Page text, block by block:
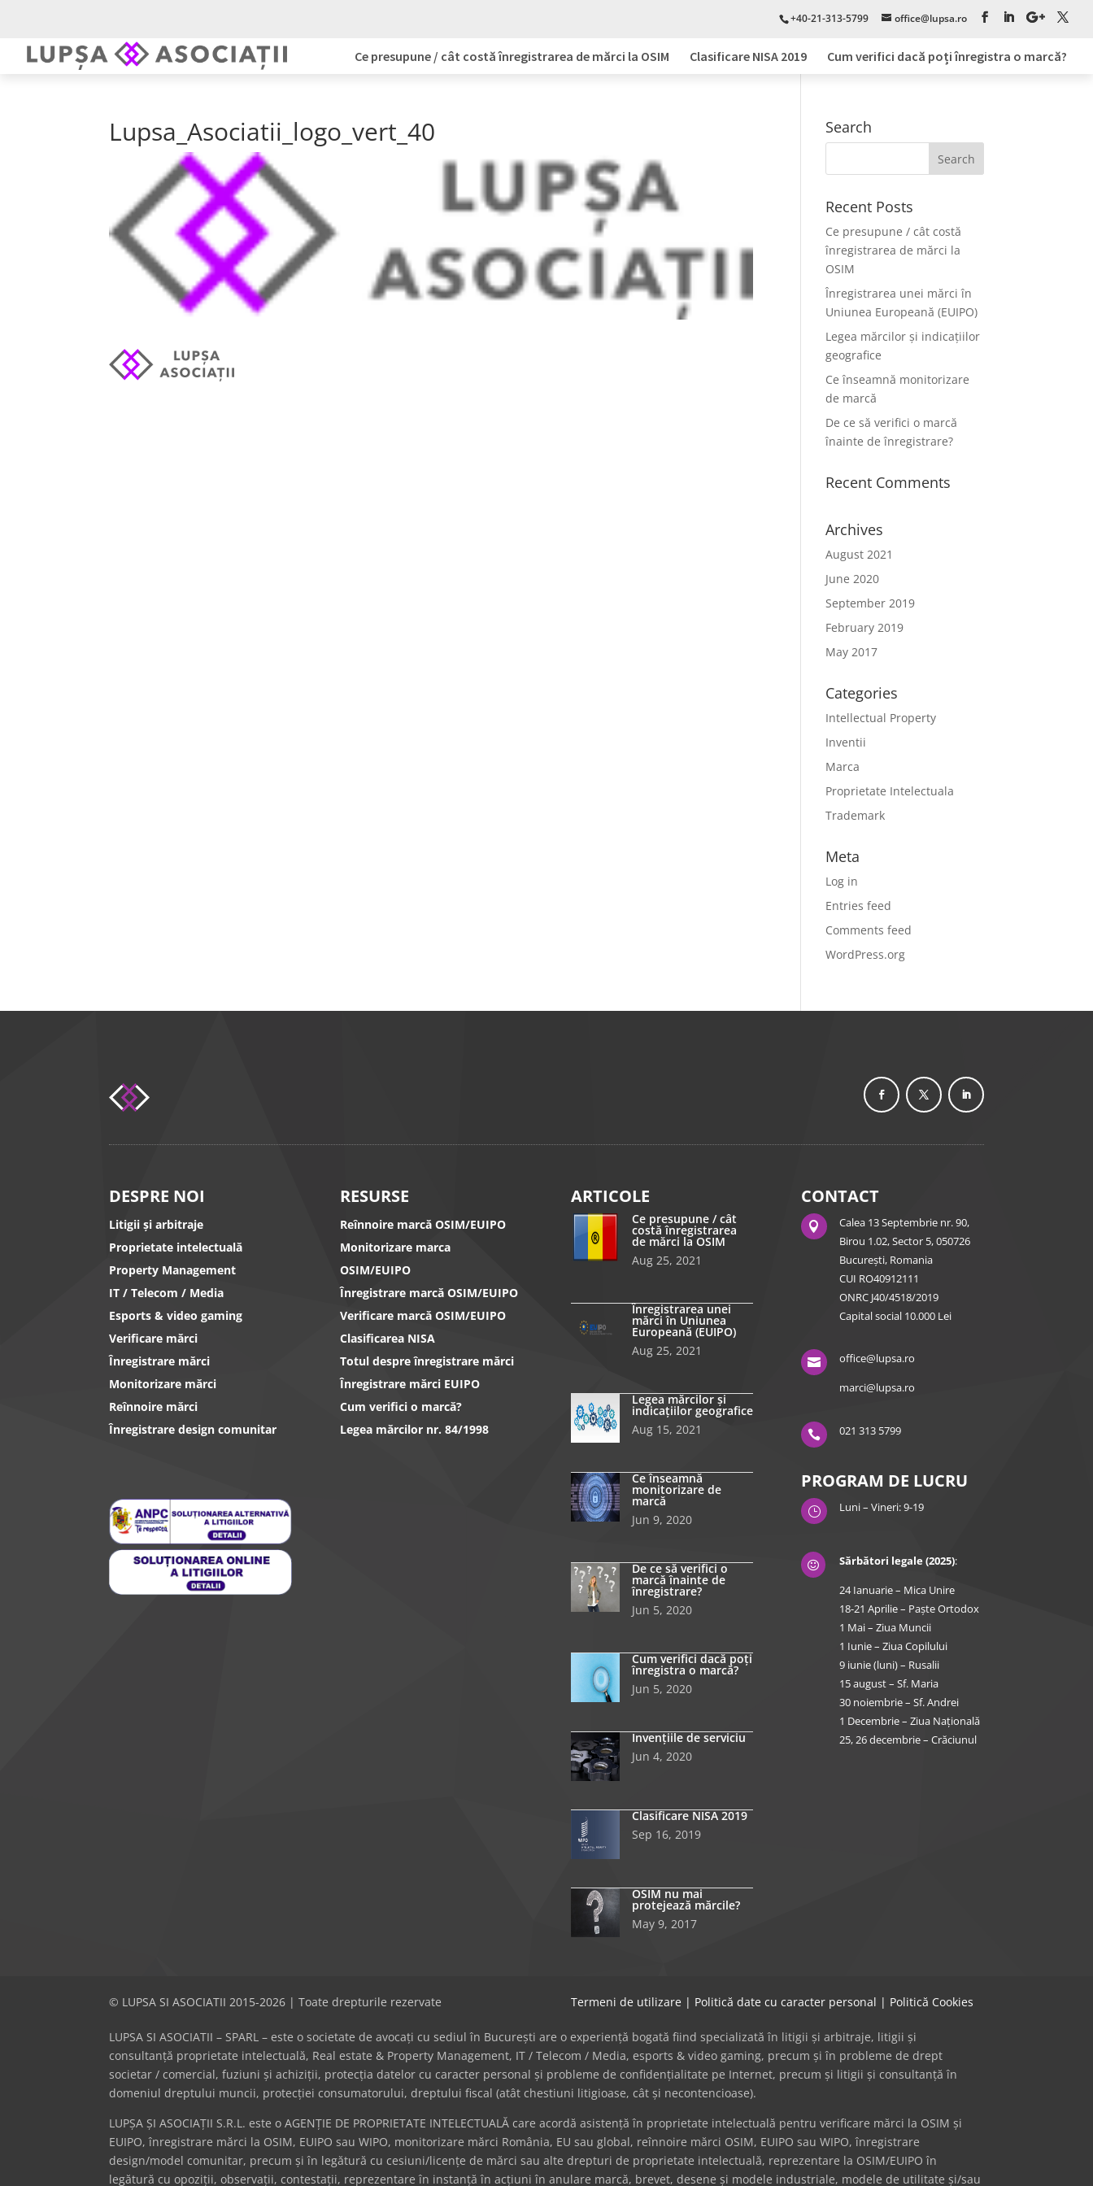
+40-21-313-5799 office@lupsa.ro
Ce presupune / cât costă înregistrarea de mărci la OSIM Clasificare NISA 2019 Cum verifici dacă poți înregistra o marcă?
Lupsa_Asociatii_logo_vert_40 Search
Recent Posts
Ce presupune / cât costă
înregistrarea de mărci la
OSIM
Înregistrarea unei mărci în
Uniunea Europeană (EUIPO)
Legea mărcilor și indicațiilor
geografice
Ce înseamnă monitorizare
de marcă
De ce să verifici o marcă
înainte de înregistrare?
Recent Comments
Archives
August 2021
June 2020
September 2019
February 2019
May 2017
Categories
Intellectual Property
Inventii
Marca
Proprietate Intelectuala
Trademark
Meta
Log in
Entries feed
Comments feed
WordPress.org
DESPRE NOI
Litigii și arbitraje
Proprietate intelectuală
Property Management
IT / Telecom / Media
Esports & video gaming
Verificare mărci
Înregistrare mărci
Monitorizare mărci
Reînnoire mărci
Înregistrare design comunitar
RESURSE
Reînnoire marcă OSIM/EUIPO
Monitorizare marca
OSIM/EUIPO
Înregistrare marcă OSIM/EUIPO
Verificare marcă OSIM/EUIPO
Clasificarea NISA
Totul despre înregistrare mărci
Înregistrare mărci EUIPO
Cum verifici o marcă?
Legea mărcilor nr. 84/1998
ARTICOLE
Ce presupune / cât
costă înregistrarea
de mărci la OSIM
Aug 25, 2021
Înregistrarea unei
mărci în Uniunea
Europeană (EUIPO)
Aug 25, 2021
Legea mărcilor și
indicațiilor geografice
Aug 15, 2021
Ce înseamnă
monitorizare de
marcă
Jun 9, 2020
De ce să verifici o
marcă înainte de
înregistrare?
Jun 5, 2020
Cum verifici dacă poți
înregistra o marcă?
Jun 5, 2020
Invențiile de serviciu
Jun 4, 2020
Clasificare NISA 2019
Sep 16, 2019
OSIM nu mai
protejează mărcile?
May 9, 2017
CONTACT

Calea 13 Septembrie nr. 90,
Birou 1.02, Sector 5, 050726
București, Romania
CUI RO40912111
ONRC J40/4518/2019
Capital social 10.000 Lei

office@lupsa.ro
marci@lupsa.ro
 021 313 5799
PROGRAM DE LUCRU
} Luni – Vineri: 9-19
 Sărbători legale (2025):
24 Ianuarie – Mica Unire
18-21 Aprilie – Paște Ortodox
1 Mai – Ziua Muncii
1 Iunie – Ziua Copilului
9 iunie (luni) – Rusalii
15 august – Sf. Maria
30 noiembrie – Sf. Andrei
1 Decembrie – Ziua Națională
25, 26 decembrie – Crăciunul
© LUPSA SI ASOCIATII 2015-2026 | Toate drepturile rezervate Termeni de utilizare | Politică date cu caracter personal | Politică Cookies
LUPSA SI ASOCIATII – SPARL – este o societate de avocați cu sediul în București are o experiență bogată fiind specializată în litigii și arbitraje, litigii și
consultanță proprietate intelectuală, Real estate & Property Management, IT / Telecom / Media, esports & video gaming, precum și în probleme de drept
societar / comercial, fuziuni și achiziții, protecția datelor cu caracter personal și probleme de confidențialitate pe Internet, precum și litigii și consultanță în
domeniul dreptului muncii, protecției consumatorului, dreptului fiscal (atât chestiuni litigioase, cât și necontencioase).
LUPȘA ȘI ASOCIAȚII S.R.L. este o AGENȚIE DE PROPRIETATE INTELECTUALĂ care acordă asistență în proprietate intelectuală pentru verificare mărci la OSIM și
EUIPO, înregistrare mărci la OSIM, EUIPO sau WIPO, monitorizare mărci România, EU sau global, reînnoire mărci OSIM, EUIPO sau WIPO, înregistrare
design/model comunitar, precum și în legătură cu cesiuni/licențe de mărci sau alte drepturi de proprietate intelectuală, reprezentare la OSIM/EUIPO în
legătură cu opoziții, observații, contestații, reprezentare în instanță în acțiuni în anulare marcă, brevet, desene și modele industriale, modele de utilitate și/sau